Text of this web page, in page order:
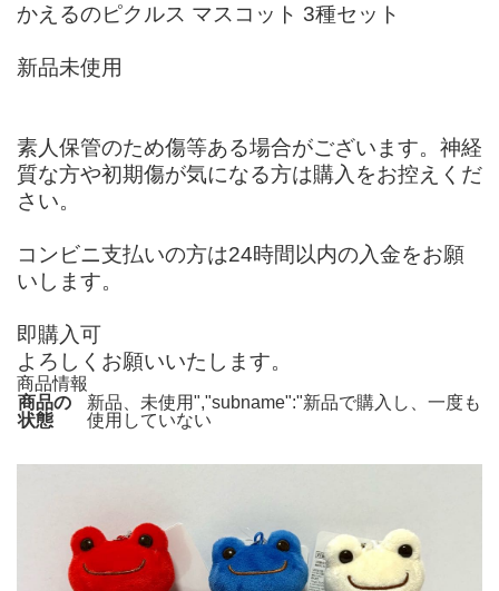
かえるのピクルス マスコット 3種セット
新品未使用
素人保管のため傷等ある場合がございます。神経
質な方や初期傷が気になる方は購入をお控えくだ
さい。
コンビニ支払いの方は24時間以内の入金をお願
いします。
即購入可
よろしくお願いいたします。
商品情報
商品の
状態
新品、未使用","subname":"新品で購入し、一度も
使用していない